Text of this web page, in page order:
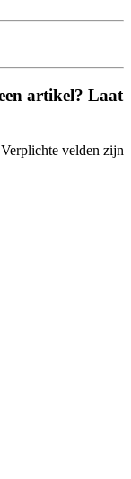
artikel? Laat
velden zijn